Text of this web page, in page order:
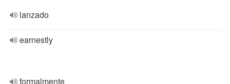
lanzado
earnestly
formalmente